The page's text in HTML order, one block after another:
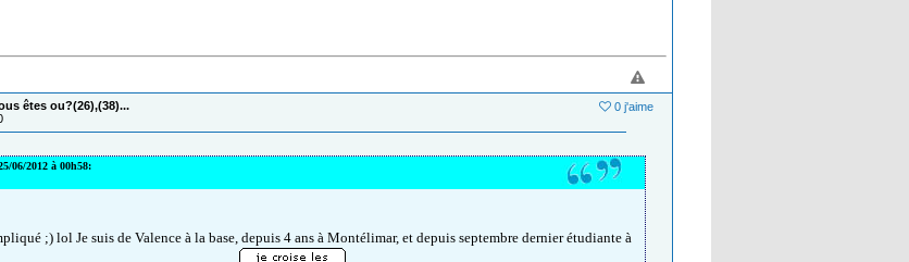
0 j'aime
êtes ou?(26),(38)...
06/2012 à 00h58:
;) lol Je suis de Valence à la base, depuis 4 ans à Montélimar, et depuis septembre dernier étudiante à